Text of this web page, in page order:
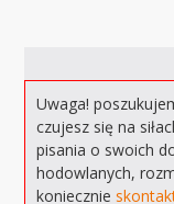
Uwaga!
czujesz się na
pisania o swoich
hodowlanych,
koniecznie